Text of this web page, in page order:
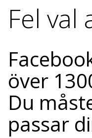
Fel val
över
Du
passar